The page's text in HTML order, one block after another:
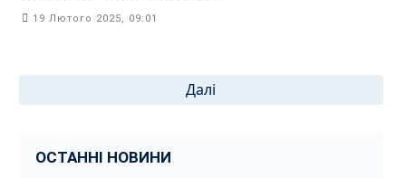
19 Лютого 2025, 09:01
Далі
ОСТАННІ НОВИНИ